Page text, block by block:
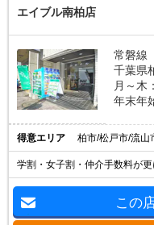
エイブル南柏店
常磐
千葉県
月～木
年末年
得意エリア 柏市/松戸市/流山
学割・女子割・仲介手数料が更
この